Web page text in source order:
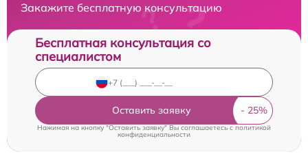
Закажите бесплатную консультацию
Бесплатная консультация со
специалистом
Оставить заявку
Нажимая на кнопку "Оставить заявку" Вы соглашаетесь c политикой
конфиденциальности